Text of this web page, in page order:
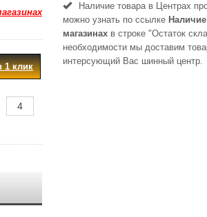
1 клик
Наличие товара в Центрах
можно узнать по ссылке
магазинах в строке "Остаток
необходимости мы доставим
интерсующий Вас шинный центр.